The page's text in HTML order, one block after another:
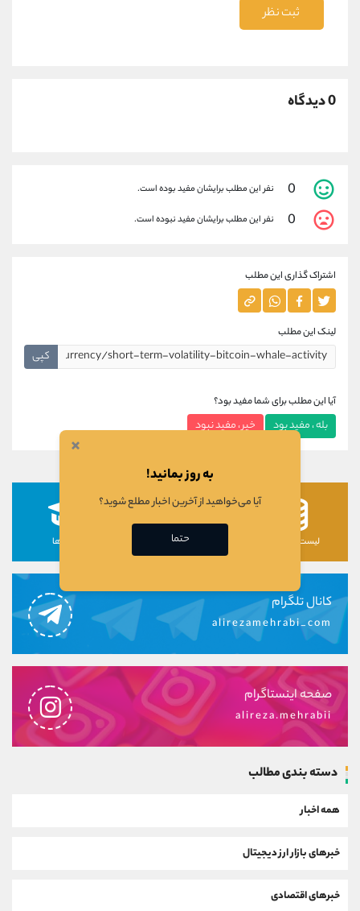
ثبت نظر
0 دیدگاه
0 نفر این مطلب برایشان مفید بوده است.
0 نفر این مطلب برایشان مفید نبوده است.
اشتراک گذاری این مطلب
لینک این مطلب
کپی
آیا این مطلب برای شما مفید بود؟
بله ، مفید بود خیر ، مفید نبود
لیست رمزارزها لیست سهام ها دوره ها
کانال تلگرام
alirezamehrabi_com
صفحه اینستاگرام
alireza.mehrabii
دسته بندی مطالب
همه اخبار
خبرهای بازار ارز دیجیتال
خبرهای اقتصادی
×
به روز بمانید!
آیا می‌خواهید از آخرین اخبار مطلع شوید؟
حتما